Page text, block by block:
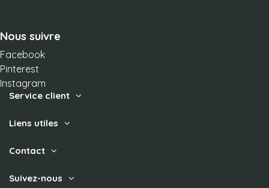
Nous suivre
Facebook
Pinterest
Instagram
Service client
Liens utiles
Contact
Suivez-nous